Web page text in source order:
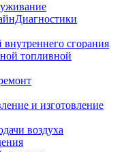
сгорания
топливной
и изготовление
воздуха